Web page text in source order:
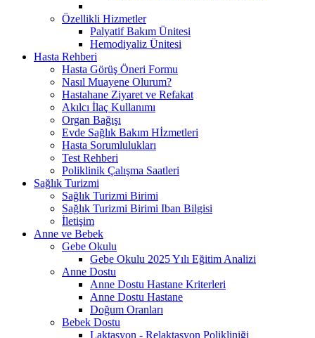
Özellikli Hizmetler
Palyatif Bakım Ünitesi
Hemodiyaliz Ünitesi
Hasta Rehberi
Hasta Görüş Öneri Formu
Nasıl Muayene Olurum?
Hastahane Ziyaret ve Refakat
Akılcı İlaç Kullanımı
Organ Bağışı
Evde Sağlık Bakım Hİzmetleri
Hasta Sorumlulukları
Test Rehberi
Poliklinik Çalışma Saatleri
Sağlık Turizmi
Sağlık Turizmi Birimi
Sağlık Turizmi Birimi Iban Bilgisi
İletişim
Anne ve Bebek
Gebe Okulu
Gebe Okulu 2025 Yılı Eğitim Analizi
Anne Dostu
Anne Dostu Hastane Kriterleri
Anne Dostu Hastane
Doğum Oranları
Bebek Dostu
Laktasyon - Relaktasyon Polikliniği